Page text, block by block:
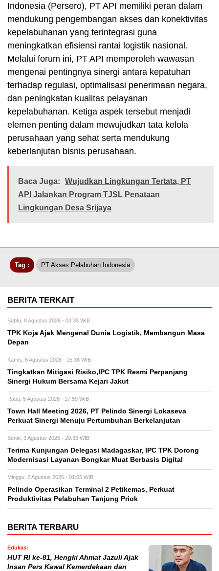
Indonesia (Persero), PT API memiliki peran dalam
mendukung pengembangan akses dan konektivitas
kepelabuhanan yang terintegrasi guna
meningkatkan efisiensi rantai logistik nasional.
Melalui forum ini, PT API memperoleh wawasan
mengenai pentingnya sinergi antara kepatuhan
terhadap regulasi, optimalisasi penerimaan negara,
dan peningkatan kualitas pelayanan
kepelabuhanan. Ketiga aspek tersebut menjadi
elemen penting dalam mewujudkan tata kelola
perusahaan yang sehat serta mendukung
keberlanjutan bisnis perusahaan.
Baca Juga:
Wujudkan Lingkungan Tertata, PT
API Jalankan Program TJSL Penataan
Lingkungan Desa Srijaya
Tag : PT.Akses Pelabuhan Indonesia
BERITA TERKAIT
Sabtu, 8 Agustus 2026 - 03:35 WIB
TPK Koja Ajak Mengenal Dunia Logistik, Membangun Masa
Depan
Kamis, 6 Agustus 2026 - 15:38 WIB
Tingkatkan Mitigasi Risiko,IPC TPK Resmi Perpanjang
Sinergi Hukum Bersama Kejari Jakut
Rabu, 5 Agustus 2026 - 17:59 WIB
Town Hall Meeting 2026, PT Pelindo Sinergi Lokaseva
Perkuat Sinergi Menuju Pertumbuhan Berkelanjutan
Senin, 3 Agustus 2026 - 20:33 WIB
Terima Kunjungan Delegasi Madagaskar, IPC TPK Dorong
Modernisasi Layanan Bongkar Muat Berbasis Digital
Minggu, 2 Agustus 2026 - 01:05 WIB
Pelindo Operasikan Terminal 2 Petikemas, Perkuat
Produktivitas Pelabuhan Tanjung Priok
BERITA TERBARU
Edukasi
HUT RI ke-81, Hengki Ahmat Jazuli Ajak
Insan Pers Kawal Kemerdekaan dan